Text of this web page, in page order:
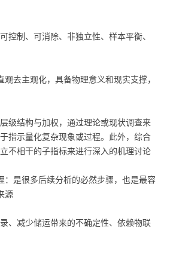
控制、可消除、非独立性、样本平衡、
观去主观化，具备物理意义和现实支撑，
级结构与加权，通过理论或现状调查来
指示量化复杂现象或过程。此外，综合
不相干的子指标来进行深入的机理讨论
：是很多后续分析的必然步骤，也是最容
源
、减少储运带来的不确定性、依赖物联